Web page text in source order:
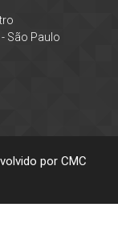
São Paulo
por CMC